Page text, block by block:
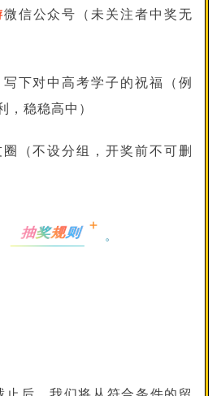
微信公众号（未关注者中奖无
下对中高考学子的祝福（例
，稳稳高中）
（不设分组，开奖前不可删
抽奖规则